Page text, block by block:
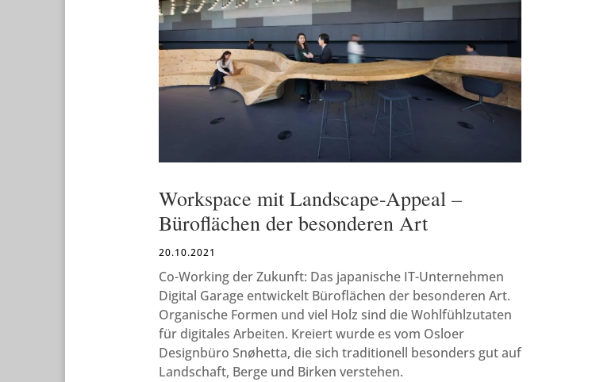
Workspace mit Landscape-Appeal –
Büroflächen der besonderen Art
20.10.2021
Co-Working der Zukunft: Das japanische IT-Unternehmen
Digital Garage entwickelt Büroflächen der besonderen Art.
Organische Formen und viel Holz sind die Wohlfühlzutaten
für digitales Arbeiten. Kreiert wurde es vom Osloer
Designbüro Snøhetta, die sich traditionell besonders gut auf
Landschaft, Berge und Birken verstehen.